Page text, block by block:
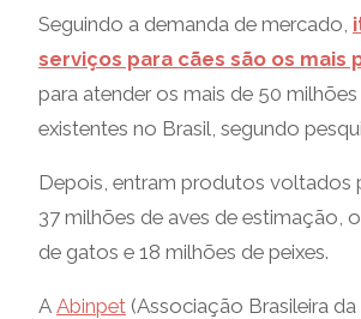
Seguindo a demanda de mercado,
serviços para cães são os mais
para atender os mais de 50 milhões
existentes no Brasil, segundo
Depois, entram produtos voltados
37 milhões de aves de estimação,
de gatos e 18 milhões de peixes.
A Abinpet (Associação Brasileira